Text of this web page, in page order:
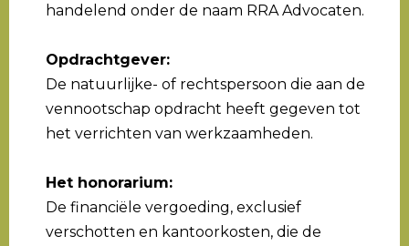
handelend onder de naam RRA Advocaten.
Opdrachtgever:
De natuurlijke- of rechtspersoon die aan de
vennootschap opdracht heeft gegeven tot
het verrichten van werkzaamheden.
Het honorarium:
De financiële vergoeding, exclusief
verschotten en kantoorkosten, die de